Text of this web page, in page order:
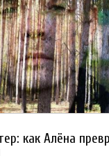
как Алёна